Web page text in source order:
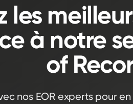
les
à notre
of
nos EOR experts pour